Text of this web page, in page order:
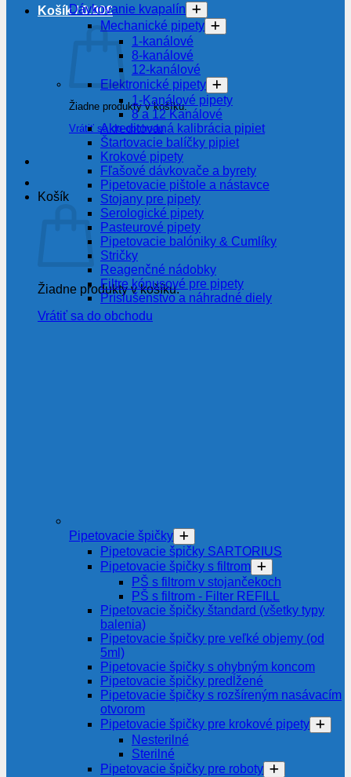
Košík /0.00€
Žiadne produkty v košíku.
Vrátiť sa do obchodu
Košík
Žiadne produkty v košíku.
Vrátiť sa do obchodu
Dávkovanie kvapalín
Mechanické pipety
1-kanálové
8-kanálové
12-kanálové
Elektronické pipety
1-Kanálové pipety
8 a 12 Kanálové
Akreditovaná kalibrácia pipiet
Štartovacie balíčky pipiet
Krokové pipety
Fľašové dávkovače a byrety
Pipetovacie pištole a nástavce
Stojany pre pipety
Serologické pipety
Pasteurové pipety
Pipetovacie balóniky & Cumlíky
Stričky
Reagenčné nádobky
Filtre kónusové pre pipety
Príslušenstvo a náhradné diely
Pipetovacie špičky
Pipetovacie špičky SARTORIUS
Pipetovacie špičky s filtrom
PŠ s filtrom v stojančekoch
PŠ s filtrom - Filter REFILL
Pipetovacie špičky štandard (všetky typy
balenia)
Pipetovacie špičky pre veľké objemy (od
5ml)
Pipetovacie špičky s ohybným koncom
Pipetovacie špičky predĺžené
Pipetovacie špičky s rozšíreným nasávacím
otvorom
Pipetovacie špičky pre krokové pipety
Nesterilné
Sterilné
Pipetovacie špičky pre roboty